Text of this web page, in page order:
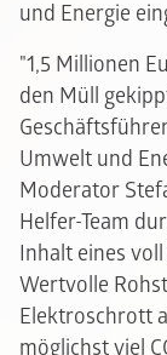
und Energie
"1,5 Millionen
den Müll
Umwelt und
Moderator
Helfer-Team
Inhalt eines
Wertvolle
Elektroschrott
möglichst viel